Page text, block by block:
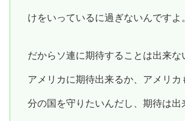
けをいっているに過ぎないんですよ
だからソ連に期待することは出来な
アメリカに期待出来るか、アメリカ
分の国を守りたいんだし、期待は出